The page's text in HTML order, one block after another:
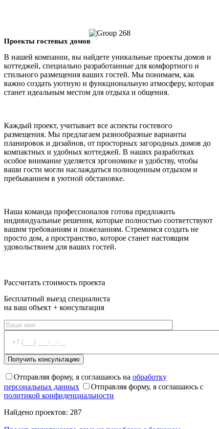
Проекты гостевых домов
В нашей компании, вы найдете уникальные проекты домов и
коттеджей, специально разработанные для комфортного и
стильного размещения ваших гостей. Мы понимаем, как
важно создать уютную и функциональную атмосферу, которая
станет идеальным местом для отдыха и общения.
Каждый проект, учитывает все аспекты гостевого
размещения. Мы предлагаем разнообразные варианты
планировок и дизайнов, от просторных загородных домов до
компактных и удобных коттеджей. В наших разработках
особое внимание уделяется эргономике и удобству, чтобы
ваши гости могли наслаждаться полноценным отдыхом и
пребыванием в уютной обстановке.
Наша команда профессионалов готова предложить
индивидуальные решения, которые полностью соответствуют
вашим требованиям и пожеланиям. Стремимся создать не
просто дом, а пространство, которое станет настоящим
удовольствием для ваших гостей.
Рассчитать стоимость проекта
Бесплатный выезд специалиста
на ваш объект + консультация
Отправляя форму, я соглашаюсь на обработку
персональных данных
Отправляя форму, я соглашаюсь с
политикой конфиденциальности
Найдено проектов: 287